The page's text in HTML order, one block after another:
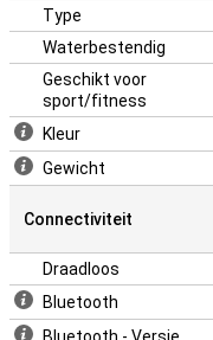
Type
Waterbestendig
Geschikt voor
sport/fitness
Kleur
Gewicht
Connectiviteit
Draadloos
Bluetooth